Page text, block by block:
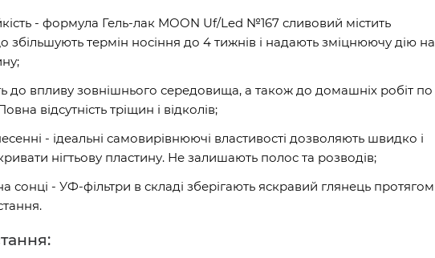
- формула Гель-лак MOON Uf/Led №167 сливовий містить
збільшують термін носіння до 4 тижнів і надають зміцнюючу дію на
до впливу зовнішнього середовища, а також до домашніх робіт по
відсутність тріщин і відколів;
- ідеальні самовирівнюючі властивості дозволяють швидко і
нігтьову пластину. Не залишають полос та розводів;
сонці - УФ-фільтри в складі зберігають яскравий глянець протягом